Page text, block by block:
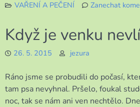
VAŘENÍ A PEČENÍ
Zanechat
Když je venku
26. 5. 2015 jezura
Ráno jsme se probudili do počasí,
tam psa nevyhnal. Pršelo, foukal
noc, tak se nám ani ven nechtělo.